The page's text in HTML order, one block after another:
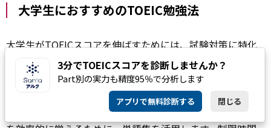
大学生におすすめのTOEIC勉強法
大学生がTOEICスコアを伸ばすためには、試験対策に特化
した学習が効果的です。リスニングでは公式問題集の音源
を使って、「ディクテーション」（英文の書き取り）や
「シャドーイング」（下記「リスニングのおすすめ勉強
法」参照）を行いましょう。リーディングでは、頻出単語
3分でTOEICスコアを診断しませんか？
Part別の実力も精度95％で分析します
アプリで無料診断する 閉じる